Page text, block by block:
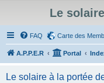
Le
FAQ Carte des
A.P.P.E.R Portal
Le solaire à la portée